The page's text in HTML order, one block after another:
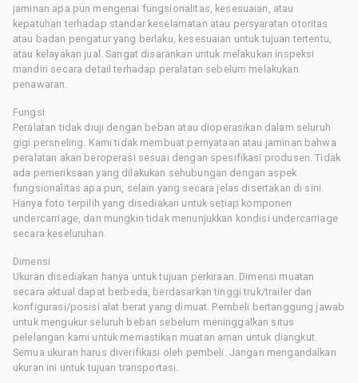
jaminan apa pun mengenai fungsionalitas, kesesuaian, atau
kepatuhan terhadap standar keselamatan atau persyaratan otoritas
atau badan pengatur yang berlaku, kesesuaian untuk tujuan tertentu,
atau kelayakan jual. Sangat disarankan untuk melakukan inspeksi
mandiri secara detail terhadap peralatan sebelum melakukan
penawaran.
Fungsi
Peralatan tidak diuji dengan beban atau dioperasikan dalam seluruh
gigi persneling. Kami tidak membuat pernyataan atau jaminan bahwa
peralatan akan beroperasi sesuai dengan spesifikasi produsen. Tidak
ada pemeriksaan yang dilakukan sehubungan dengan aspek
fungsionalitas apa pun, selain yang secara jelas disertakan di sini.
Hanya foto terpilih yang disediakan untuk setiap komponen
undercarriage, dan mungkin tidak menunjukkan kondisi undercarriage
secara keseluruhan.
Dimensi
Ukuran disediakan hanya untuk tujuan perkiraan. Dimensi muatan
secara aktual dapat berbeda, berdasarkan tinggi truk/trailer dan
konfigurasi/posisi alat berat yang dimuat. Pembeli bertanggung jawab
untuk mengukur seluruh beban sebelum meninggalkan situs
pelelangan kami untuk memastikan muatan aman untuk diangkut.
Semua ukuran harus diverifikasi oleh pembeli. Jangan mengandalkan
ukuran ini untuk tujuan transportasi.